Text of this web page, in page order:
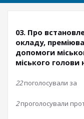
03. Про
окладу,
допомоги
міського голови
22поголосували за
2проголосували